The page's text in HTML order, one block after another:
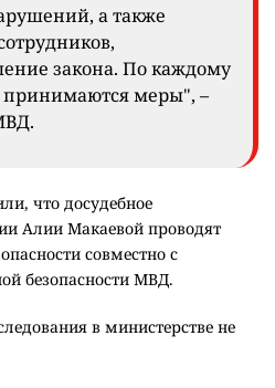
а также
закона. По каждому
меры", –
что досудебное
Алии Макаевой проводят
совместно с
безопасности МВД.
в министерстве не